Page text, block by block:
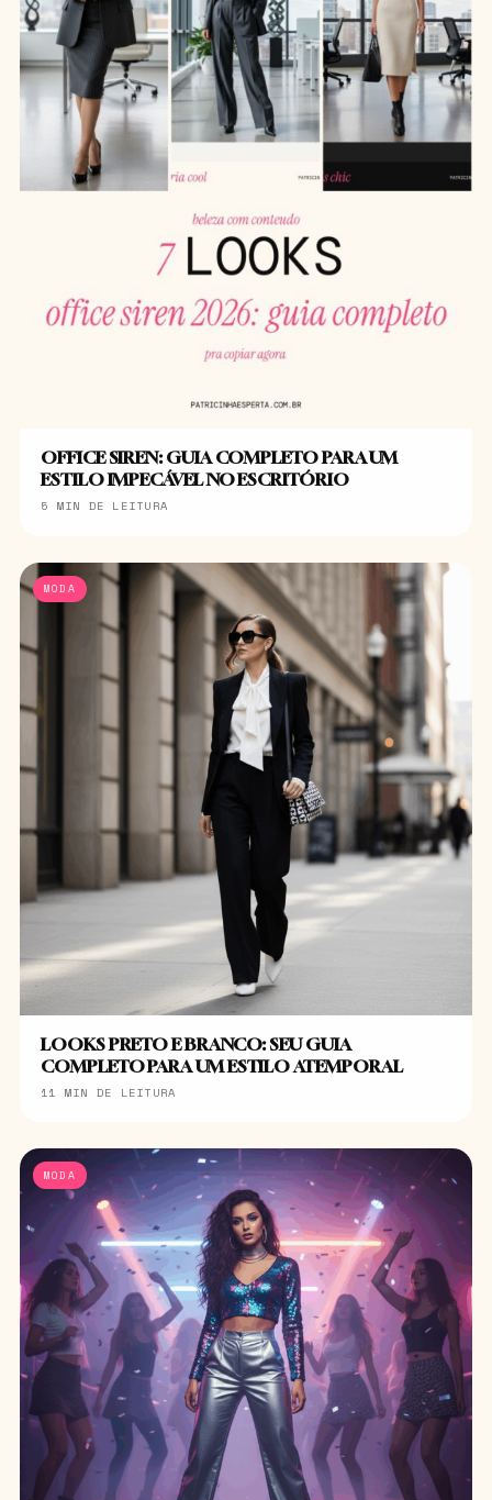
OFFICE SIREN: GUIA COMPLETO PARA UM
ESTILO IMPECÁVEL NO ESCRITÓRIO
5 MIN DE LEITURA
MODA
LOOKS PRETO E BRANCO: SEU GUIA
COMPLETO PARA UM ESTILO ATEMPORAL
11 MIN DE LEITURA
MODA